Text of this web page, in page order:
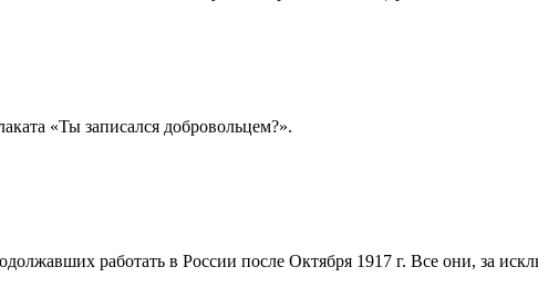
«Ты записался добровольцем?».
работать в России после Октября 1917 г. Все они, за